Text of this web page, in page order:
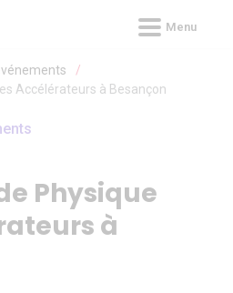
Menu
/
Accélérateurs à Besançon
Physique
à